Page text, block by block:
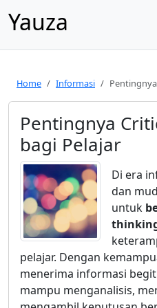
Yauza
Home Informasi
Pentingnya
bagi Pelajar
Di era
dan
untuk
pelajar. Dengan
menerima informasi
mampu menganalisis,